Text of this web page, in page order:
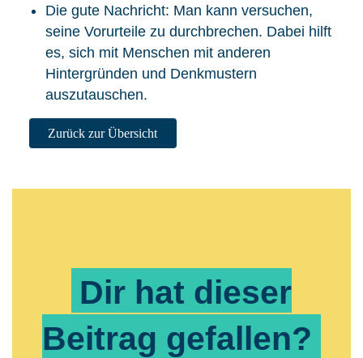
Die gute Nachricht: Man kann versuchen,
seine Vorurteile zu durchbrechen. Dabei hilft
es, sich mit Menschen mit anderen
Hintergründen und Denkmustern
auszutauschen.
Zurück zur Übersicht
Dir hat dieser
Beitrag gefallen?